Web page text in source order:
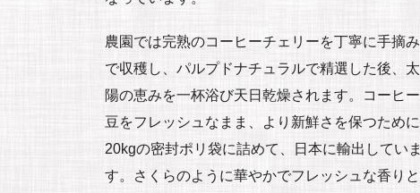
農園では完熟のコーヒーチェリーを丁寧に手摘み
で収穫し、パルプドナチュラルで精選した後、太
陽の恵みを一杯浴び天日乾燥されます。コーヒー
豆をフレッシュなまま、より新鮮さを保つために
20kgの密封ポリ袋に詰めて、日本に輸出していま
す。さくらのように華やかでフレッシュな香りと